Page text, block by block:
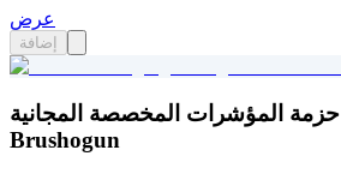
عرض
إضافة
حزمة المؤشرات المخصصة المجانية Teen Titans
Brushogun